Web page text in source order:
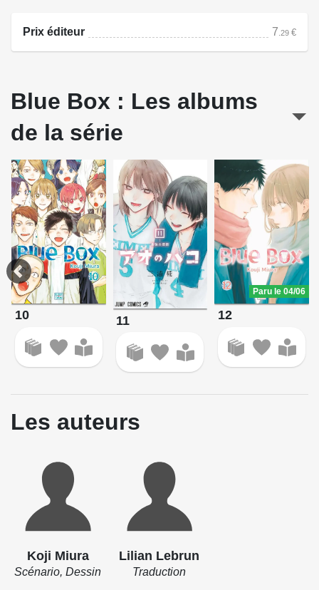
Prix éditeur 7 .29 €
Blue Box : Les albums
de la série
10 11
Paru le 04/06
12
Les auteurs
Koji Miura
Scénario, Dessin
Lilian Lebrun
Traduction